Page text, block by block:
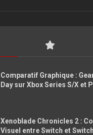
Comparatif Graphique :
Day sur Xbox Series S/X et
Xenoblade Chronicles 2 :
Visuel entre Switch et